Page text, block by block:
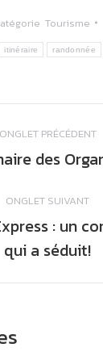
Tourisme
itinéraire randonnée
ONGLET PRÉCÉDENT
Onglet
des
ONGLET SUIVANT
Onglet
suivant
: un
qui a séduit!